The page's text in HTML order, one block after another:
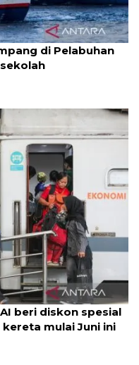
di Pelabuhan
beri diskon spesial
mulai Juni ini